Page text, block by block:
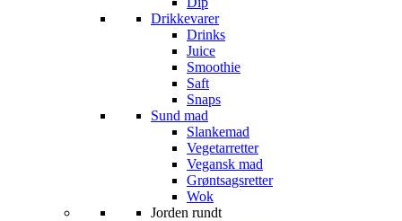
Drikkevarer
Drinks
Juice
Smoothie
Saft
Snaps
Sund mad
Slankemad
Vegetarretter
Vegansk mad
Grøntsagsretter
Wok
Jorden rundt